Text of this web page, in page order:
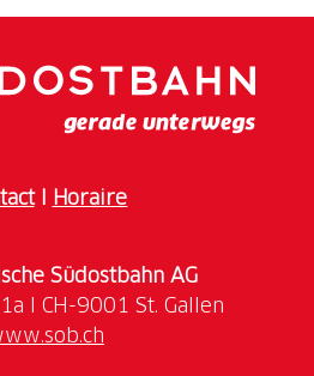
I Horaire
Südostbahn AG